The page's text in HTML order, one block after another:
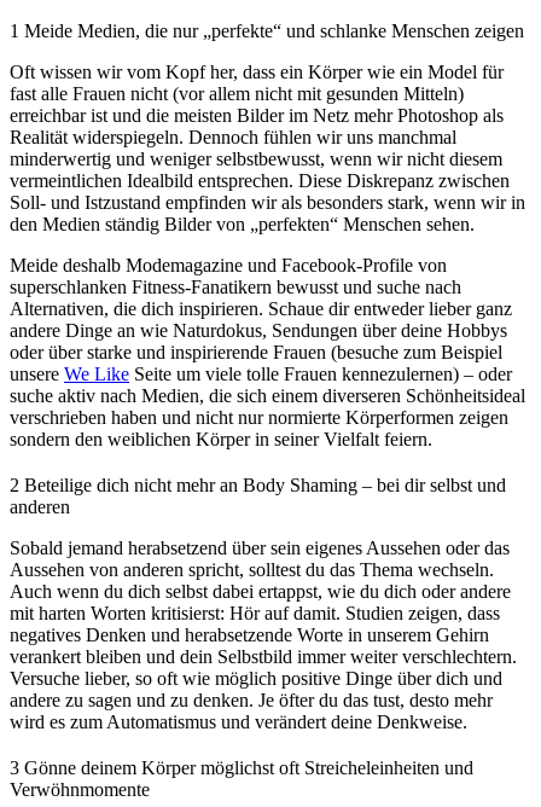
1 Meide Medien, die nur „perfekte“ und schlanke Menschen zeigen
Oft wissen wir vom Kopf her, dass ein Körper wie ein Model für
fast alle Frauen nicht (vor allem nicht mit gesunden Mitteln)
erreichbar ist und die meisten Bilder im Netz mehr Photoshop als
Realität widerspiegeln. Dennoch fühlen wir uns manchmal
minderwertig und weniger selbstbewusst, wenn wir nicht diesem
vermeintlichen Idealbild entsprechen. Diese Diskrepanz zwischen
Soll- und Istzustand empfinden wir als besonders stark, wenn wir in
den Medien ständig Bilder von „perfekten“ Menschen sehen.
Meide deshalb Modemagazine und Facebook-Profile von
superschlanken Fitness-Fanatikern bewusst und suche nach
Alternativen, die dich inspirieren. Schaue dir entweder lieber ganz
andere Dinge an wie Naturdokus, Sendungen über deine Hobbys
oder über starke und inspirierende Frauen (besuche zum Beispiel
unsere We Like Seite um viele tolle Frauen kennezulernen) – oder
suche aktiv nach Medien, die sich einem diverseren Schönheitsideal
verschrieben haben und nicht nur normierte Körperformen zeigen
sondern den weiblichen Körper in seiner Vielfalt feiern.
2 Beteilige dich nicht mehr an Body Shaming – bei dir selbst und
anderen
Sobald jemand herabsetzend über sein eigenes Aussehen oder das
Aussehen von anderen spricht, solltest du das Thema wechseln.
Auch wenn du dich selbst dabei ertappst, wie du dich oder andere
mit harten Worten kritisierst: Hör auf damit. Studien zeigen, dass
negatives Denken und herabsetzende Worte in unserem Gehirn
verankert bleiben und dein Selbstbild immer weiter verschlechtern.
Versuche lieber, so oft wie möglich positive Dinge über dich und
andere zu sagen und zu denken. Je öfter du das tust, desto mehr
wird es zum Automatismus und verändert deine Denkweise.
3 Gönne deinem Körper möglichst oft Streicheleinheiten und
Verwöhnmomente